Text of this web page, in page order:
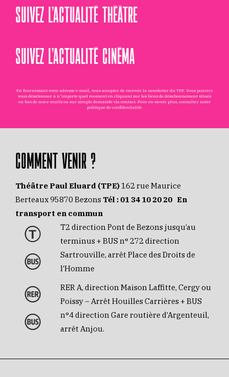
SUIVEZ L’ACTUALITÉ THÉÂTRE
SUIVEZ L’ACTUALITÉ CINÉMA
En fournissant votre adresse e-mail, vous acceptez de recevoir la newsletter du TPE. Vous pourrez
vous désabonner à n'importe quel moment en cliquant sur les liens de désabonnement situés
en bas de nos e-mails ou sur simple demande via contact. Pour en savoir plus, consultez notre
politique de confidentialité.
COMMENT VENIR ?
Théâtre Paul Eluard (TPE) 162 rue Maurice
Berteaux 95870 Bezons Tél : 01 34 10 20 20 En
transport en commun
T2 direction Pont de Bezons jusqu’au
terminus + BUS n° 272 direction
Sartrouville, arrêt Place des Droits de
l’Homme
RER A, direction Maison Laffitte, Cergy ou
Poissy – Arrêt Houilles Carrières + BUS
n°4 direction Gare routière d’Argenteuil,
arrêt Anjou.